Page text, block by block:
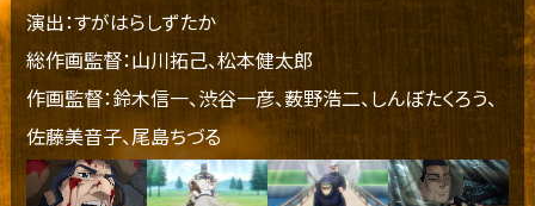
演出：すがはらしずたか
総作画監督：山川拓己、松本健太郎
作画監督：鈴木信一、渋谷一彦、薮野浩二、しんぼたくろう、
佐藤美音子、尾島ちづる